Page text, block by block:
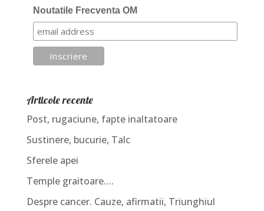
Noutatile Frecventa OM
Articole recente
Post, rugaciune, fapte inaltatoare
Sustinere, bucurie, Talc
Sferele apei
Temple graitoare….
Despre cancer. Cauze, afirmatii, Triunghiul